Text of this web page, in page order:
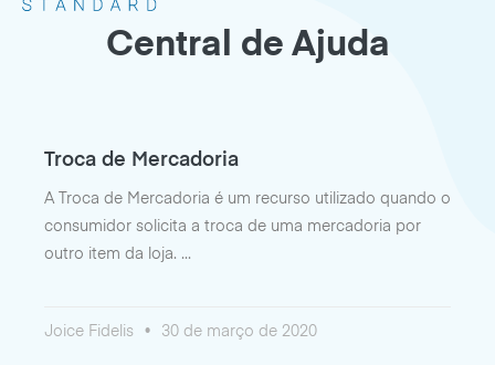
Central de Ajuda
Troca de Mercadoria
A Troca de Mercadoria é um recurso utilizado quando o
consumidor solicita a troca de uma mercadoria por
outro item da loja.
Joice Fidelis 30 de março de 2020